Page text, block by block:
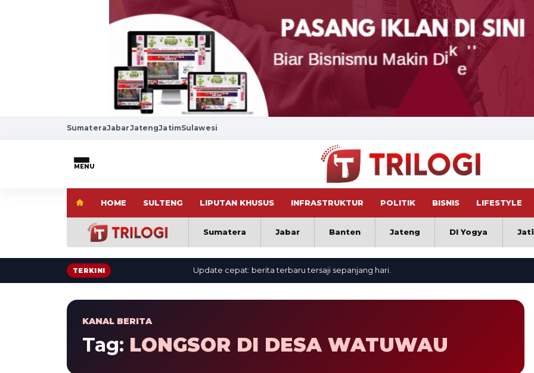
SumateraJabarJatengJatimSulawesi
MENU
HOME SULTENG LIPUTAN KHUSUS INFRASTRUKTUR POLITIK BISNIS LIFESTYLE
Sumatera Jabar Banten Jateng DI Yogya
TERKINI Update cepat: berita terbaru tersaji sepanjang hari.
KANAL BERITA
Tag: LONGSOR DI DESA WATUWAU